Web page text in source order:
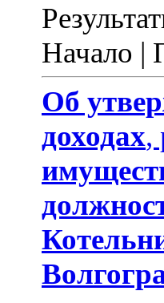
Начало |
Об
доходах,